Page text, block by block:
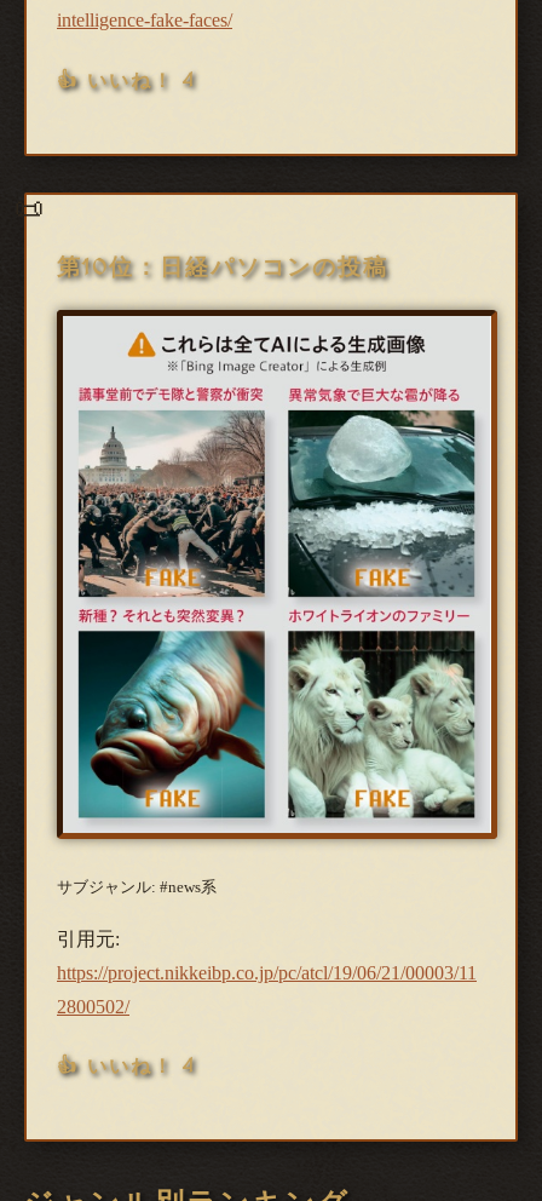
intelligence-fake-faces/
👍 いいね！ 4
第10位：日経パソコンの投稿
サブジャンル: #news系
引用元:
https://project.nikkeibp.co.jp/pc/atcl/19/06/21/00003/11
2800502/
👍 いいね！ 4